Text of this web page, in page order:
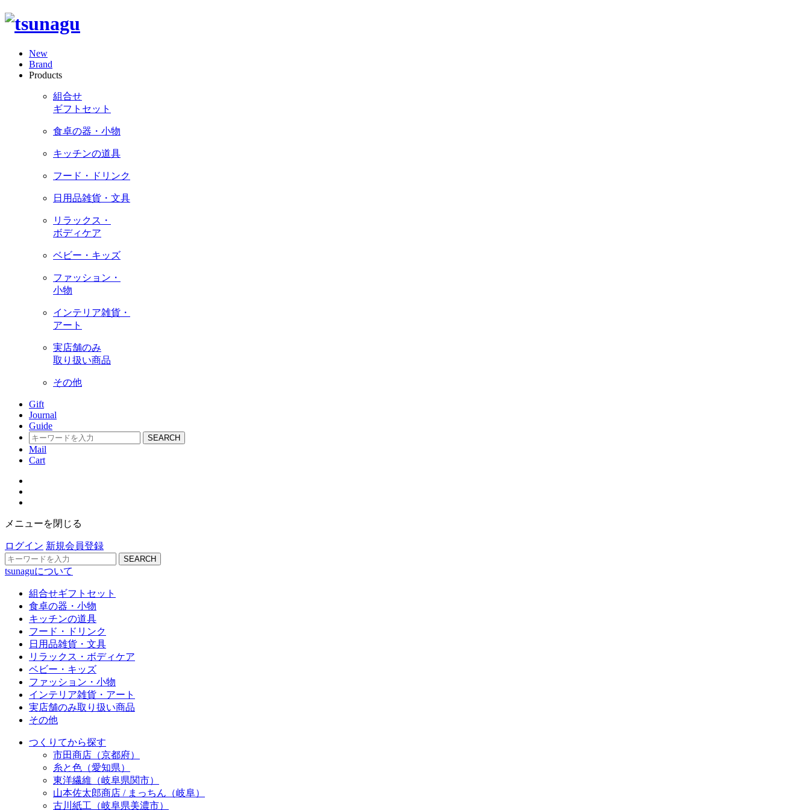
New
Brand
Products
組合せ
ギフトセット
食卓の器・小物
キッチンの道具
フード・ドリンク
日用品雑貨・文具
リラックス・
ボディケア
ベビー・キッズ
ファッション・
小物
インテリア雑貨・
アート
実店舗のみ
取り扱い商品
その他
Gift
Journal
Guide
SEARCH
Mail
Cart
メニューを閉じる
ログイン 新規会員登録
SEARCH
tsunaguについて
組合せギフトセット
食卓の器・小物
キッチンの道具
フード・ドリンク
日用品雑貨・文具
リラックス・ボディケア
ベビー・キッズ
ファッション・小物
インテリア雑貨・アート
実店舗のみ取り扱い商品
その他
つくりてから探す
市田商店（京都府）
糸と色（愛知県）
東洋繊維（岐阜県関市）
山本佐太郎商店 / まっちん（岐阜）
古川紙工（岐阜県美濃市）